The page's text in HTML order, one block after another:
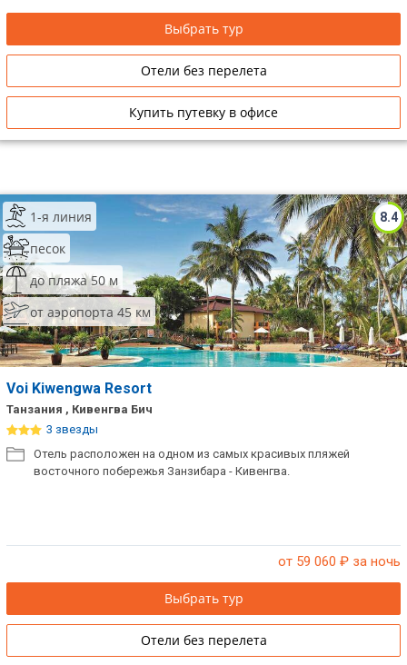
Выбрать тур
Отели без перелета
Купить путевку в офисе
8.4
1-я линия
песок
до пляжа 50 м
от аэропорта 45 км
Voi Kiwengwa Resort
Танзания , Кивенгва Бич
3 звезды
Отель расположен на одном из самых красивых пляжей
восточного побережья Занзибара - Кивенгва.
от 59 060 ₽ за ночь
Выбрать тур
Отели без перелета